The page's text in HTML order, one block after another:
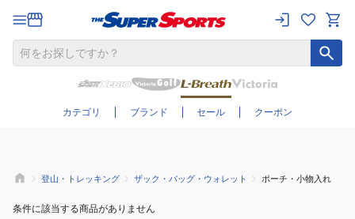
カテゴリ ブランド セール クーポン
さらに絞り込む
登山・トレッキング ザック・バッグ・ウォレット ポーチ・小物入れ
条件に該当する商品がありません